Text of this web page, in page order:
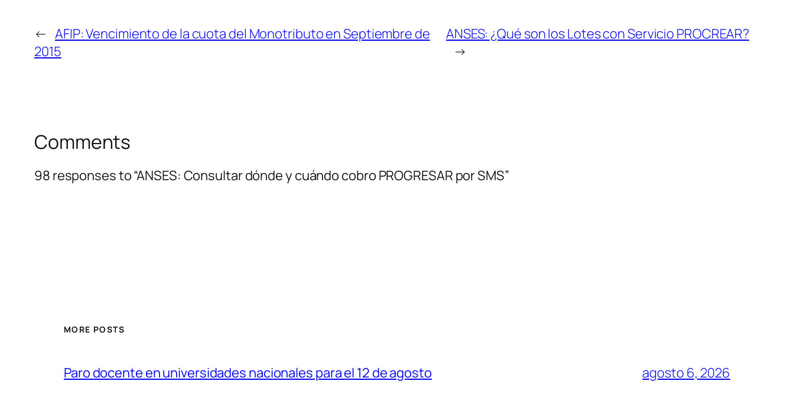
← AFIP: Vencimiento de la cuota del Monotributo en Septiembre de
2015
ANSES: ¿Qué son los Lotes con Servicio PROCREAR?
→
Comments
98 responses to “ANSES: Consultar dónde y cuándo cobro PROGRESAR por SMS”
MORE POSTS
Paro docente en universidades nacionales para el 12 de agosto agosto 6, 2026